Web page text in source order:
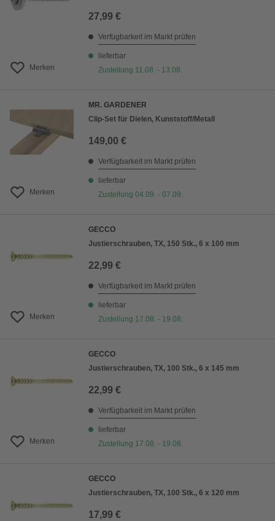
Merken
27,99 €
Verfügbarkeit im Markt prüfen
lieferbar
Zustellung 11.08. - 13.08.
Merken
MR. GARDENER
Clip-Set für Dielen, Kunststoff/Metall
149,00 €
Verfügbarkeit im Markt prüfen
lieferbar
Zustellung 04.09. - 07.09.
Merken
GECCO
Justierschrauben, TX, 150 Stk., 6 x 100 mm
22,99 €
Verfügbarkeit im Markt prüfen
lieferbar
Zustellung 17.08. - 19.08.
Merken
GECCO
Justierschrauben, TX, 100 Stk., 6 x 145 mm
22,99 €
Verfügbarkeit im Markt prüfen
lieferbar
Zustellung 17.08. - 19.08.
GECCO
Justierschrauben, TX, 100 Stk., 6 x 120 mm
17,99 €